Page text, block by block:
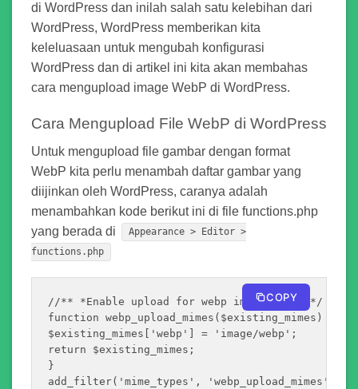
di WordPress dan inilah salah satu kelebihan dari
WordPress, WordPress memberikan kita
keleluasaan untuk mengubah konfigurasi
WordPress dan di artikel ini kita akan membahas
cara mengupload image WebP di WordPress.
Cara Mengupload File WebP di WordPress
Untuk mengupload file gambar dengan format
WebP kita perlu menambah daftar gambar yang
diijinkan oleh WordPress, caranya adalah
menambahkan kode berikut ini di file functions.php
yang berada di
Appearance > Editor >
functions.php
//** *Enable upload for webp image files.*/
function webp_upload_mimes($existing_mimes) {
$existing_mimes['webp'] = 'image/webp';
return $existing_mimes;
}
add_filter('mime_types', 'webp_upload_mimes');
COPY